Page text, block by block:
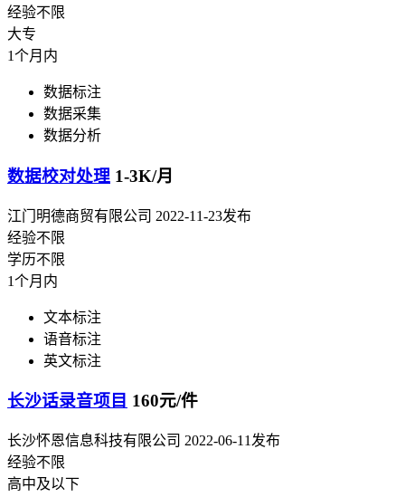
经验不限
大专
1个月内
数据标注
数据采集
数据分析
数据校对处理 1-3K/月
江门明德商贸有限公司 2022-11-23发布
经验不限
学历不限
1个月内
文本标注
语音标注
英文标注
长沙话录音项目 160元/件
长沙怀恩信息科技有限公司 2022-06-11发布
经验不限
高中及以下